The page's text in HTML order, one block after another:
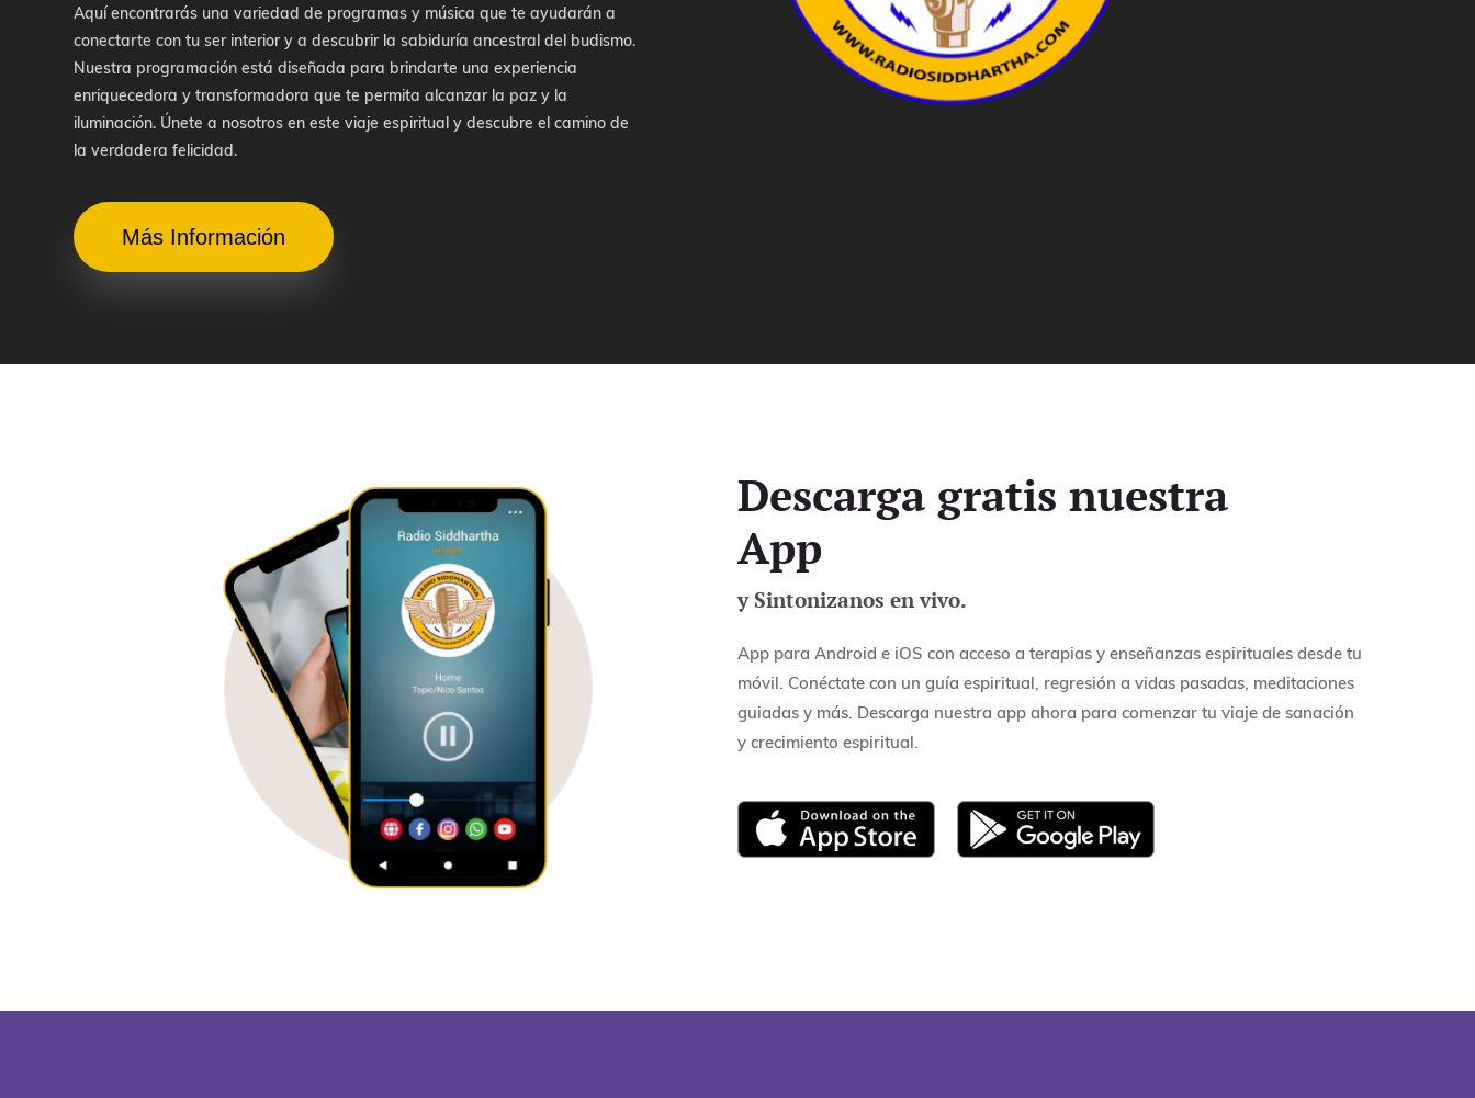
Aquí encontrarás una variedad de programas y música que te ayudarán a
conectarte con tu ser interior y a descubrir la sabiduría ancestral del budismo.
Nuestra programación está diseñada para brindarte una experiencia
enriquecedora y transformadora que te permita alcanzar la paz y la
iluminación. Únete a nosotros en este viaje espiritual y descubre el camino de
la verdadera felicidad.
Más Información
Descarga gratis nuestra
App
y Sintonizanos en vivo.
App para Android e iOS con acceso a terapias y enseñanzas espirituales desde tu
móvil. Conéctate con un guía espiritual, regresión a vidas pasadas, meditaciones
guiadas y más. Descarga nuestra app ahora para comenzar tu viaje de sanación
y crecimiento espiritual.